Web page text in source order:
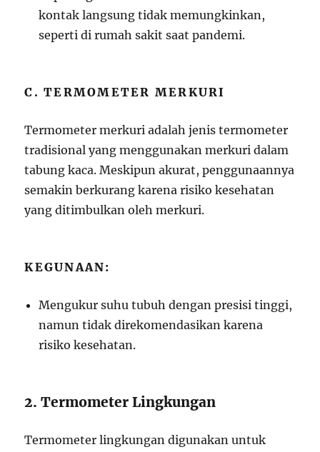
kontak langsung tidak memungkinkan,
seperti di rumah sakit saat pandemi.
C. TERMOMETER MERKURI
Termometer merkuri adalah jenis termometer
tradisional yang menggunakan merkuri dalam
tabung kaca. Meskipun akurat, penggunaannya
semakin berkurang karena risiko kesehatan
yang ditimbulkan oleh merkuri.
KEGUNAAN:
Mengukur suhu tubuh dengan presisi tinggi,
namun tidak direkomendasikan karena
risiko kesehatan.
2. Termometer Lingkungan
Termometer lingkungan digunakan untuk